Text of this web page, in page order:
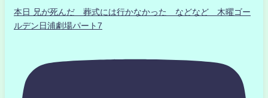
本日 兄が死んだ 葬式には行かなかった などなど 木曜ゴー
ルデン日浦劇場パート7